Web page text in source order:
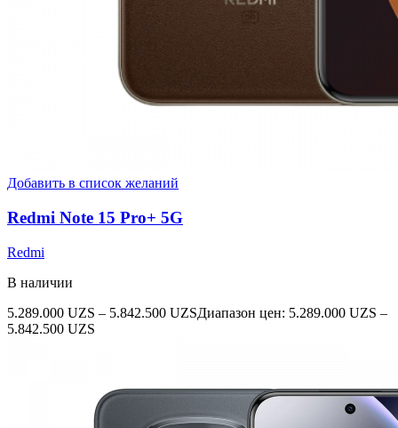
Добавить в список желаний
Redmi Note 15 Pro+ 5G
Redmi
В наличии
5.289.000 UZS – 5.842.500 UZSДиапазон цен: 5.289.000 UZS –
5.842.500 UZS